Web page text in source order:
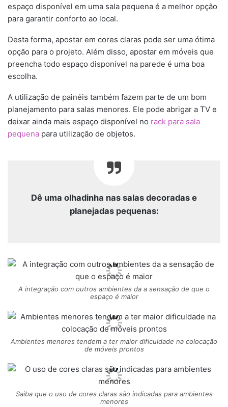
espaço disponível em uma sala pequena é a melhor opção
para garantir conforto ao local.
Desta forma, apostar em cores claras pode ser uma ótima
opção para o projeto. Além disso, apostar em móveis que
preencha todo espaço disponível na parede é uma boa
escolha.
A utilização de painéis também fazem parte de um bom
planejamento para salas menores. Ele pode abrigar a TV e
deixar ainda mais espaço disponível no rack para sala
pequena para utilização de objetos.
Dê uma olhadinha nas salas decoradas e
planejadas pequenas:
A integração com outros ambientes da a sensação de que o
espaço é maior
Ambientes menores tendem a ter maior dificuldade na colocação
de móveis prontos
Saiba que o uso de cores claras são indicadas para ambientes
menores